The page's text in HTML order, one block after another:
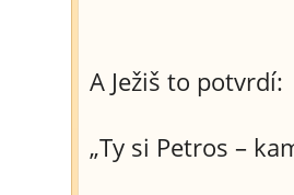
A Ježiš to potvrdí:
„Ty si Petros –